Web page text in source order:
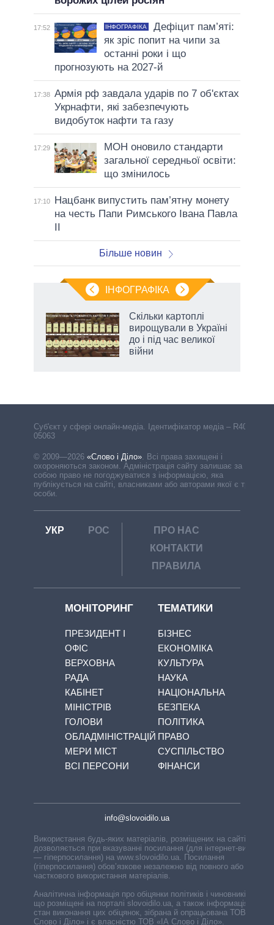
17:52 ІНФОГРАФІКА
Дефіцит пам’яті:
як зріс попит на чипи за
останні роки і що
прогнозують на 2027-й
17:38 Армія рф завдала ударів по 7 об'єктах
Укрнафти, які забезпечують
видобуток нафти та газу
17:29
МОН оновило стандарти
загальної середньої освіти:
що змінилось
17:10
Нацбанк випустить пам’ятну монету
на честь Папи Римського Івана Павла
Більше новин
ІНФОГРАФІКА
Скільки картоплі
вирощували в Україні
до і під час великої
війни
Cуб'єкт у сфері онлайн-медіа. Ідентифікатор медіа – R40-
05063
© 2009—2026 «Слово і Діло». Всі права захищені і
охороняються законом. Адміністрація сайту залишає за
собою право не погоджуватися з інформацією, яка
публікується на сайті, власниками або авторами якої є треті
особи.
УКР РОС
ПРО НАС
КОНТАКТИ
ПРАВИЛА
МОНІТОРИНГ
ПРЕЗИДЕНТ І
ОФІС
ВЕРХОВНА
РАДА
КАБІНЕТ
МІНІСТРІВ
ГОЛОВИ
ОБЛАДМІНІСТРАЦІЙ
МЕРИ МІСТ
ВСІ ПЕРСОНИ
ТЕМАТИКИ
БІЗНЕС
ЕКОНОМІКА
КУЛЬТУРА
НАУКА
НАЦІОНАЛЬНА
БЕЗПЕКА
ПОЛІТИКА
ПРАВО
СУСПІЛЬСТВО
ФІНАНСИ
info@slovoidilo.ua
Використання будь-яких матеріалів, розміщених на сайті,
дозволяється при вказуванні посилання (для інтернет-видань
— гіперпосилання) на www.slovoidilo.ua. Посилання
(гіперпосилання) обов’язкове незалежно від повного або
часткового використання матеріалів.
Аналітична інформація про обіцянки політиків і чиновників,
що розміщені на порталі slovoidilo.ua, а також інформація про
стан виконання цих обіцянок, зібрана й опрацьована ТОВ «ІА
Слово і Діло» і є власністю ТОВ «ІА Слово і Діло».